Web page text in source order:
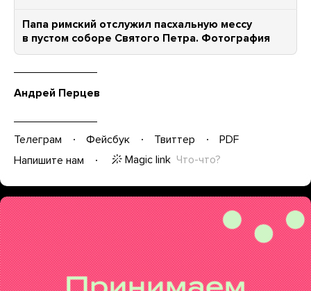
Папа римский отслужил пасхальную мессу
в пустом соборе Святого Петра. Фотография
Андрей Перцев
Телеграм Фейсбук Твиттер
PDF
Напишите нам
Magic link Что-что?